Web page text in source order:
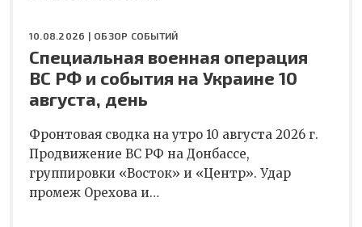
10.08.2026 | ОБЗОР СОБЫТИЙ
Специальная военная операция
ВС РФ и события на Украине 10
августа, день
Фронтовая сводка на утро 10 августа 2026 г.
Продвижение ВС РФ на Донбассе,
группировки «Восток» и «Центр». Удар
промеж Орехова и…